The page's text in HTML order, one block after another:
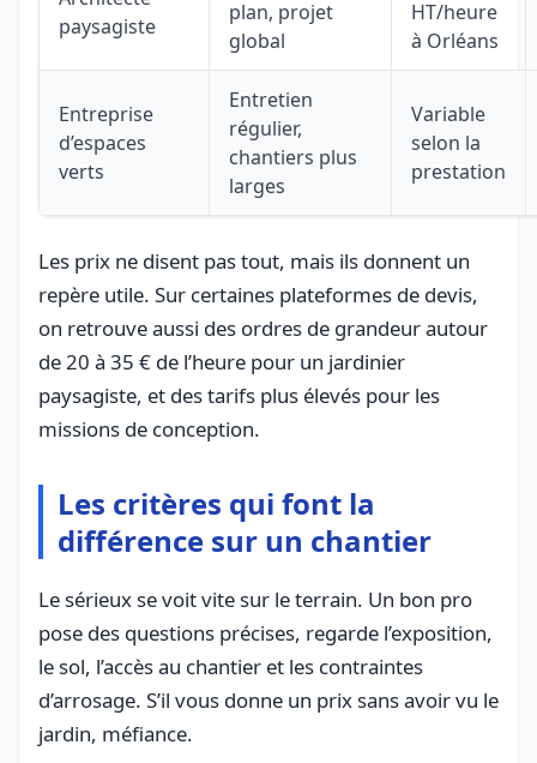
paysagiste
plan, projet
global
HT/heure
à Orléans
Entreprise
d’espaces
verts
Entretien
régulier,
chantiers plus
larges
Variable
selon la
prestation
Les prix ne disent pas tout, mais ils donnent un
repère utile. Sur certaines plateformes de devis,
on retrouve aussi des ordres de grandeur autour
de 20 à 35 € de l’heure pour un jardinier
paysagiste, et des tarifs plus élevés pour les
missions de conception.
Les critères qui font la
différence sur un chantier
Le sérieux se voit vite sur le terrain. Un bon pro
pose des questions précises, regarde l’exposition,
le sol, l’accès au chantier et les contraintes
d’arrosage. S’il vous donne un prix sans avoir vu le
jardin, méfiance.